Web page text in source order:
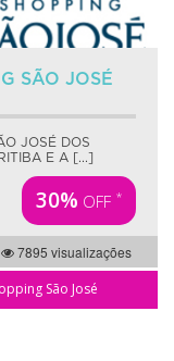
SÃO JOSÉ
JOSÉ DOS
E A [...]
30% OFF *
7895 visualizações
São José